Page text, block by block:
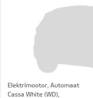
Elektrimootor, Automaat
Cassa White (WD),